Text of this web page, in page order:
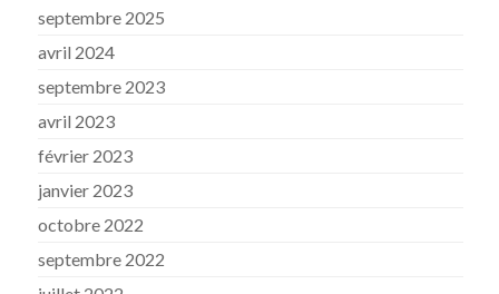
septembre 2025
avril 2024
septembre 2023
avril 2023
février 2023
janvier 2023
octobre 2022
septembre 2022